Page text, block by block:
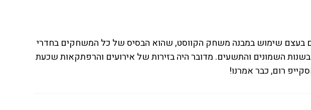
בעצם שימוש במבנה משחק הקווסט, שהוא הבסיס של כל המשחקים בחדרי
השמונים והתשעים. מדובר היה בזירות של אירועים והרפתקאות שכעת
רום, כבר אמרנו!